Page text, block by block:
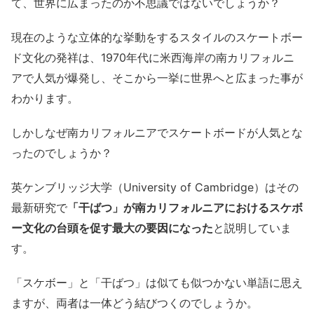
て、世界に広まったのか不思議ではないでしょうか？
現在のような立体的な挙動をするスタイルのスケートボー
ド文化の発祥は、1970年代に米西海岸の南カリフォルニ
アで人気が爆発し、そこから一挙に世界へと広まった事が
わかります。
しかしなぜ南カリフォルニアでスケートボードが人気とな
ったのでしょうか？
英ケンブリッジ大学（University of Cambridge）はその
最新研究で 「干ばつ」が南カリフォルニアにおけるスケボ
ー文化の台頭を促す最大の要因になったと説明していま
す。
「スケボー」と「干ばつ」は似ても似つかない単語に思え
ますが、両者は一体どう結びつくのでしょうか。